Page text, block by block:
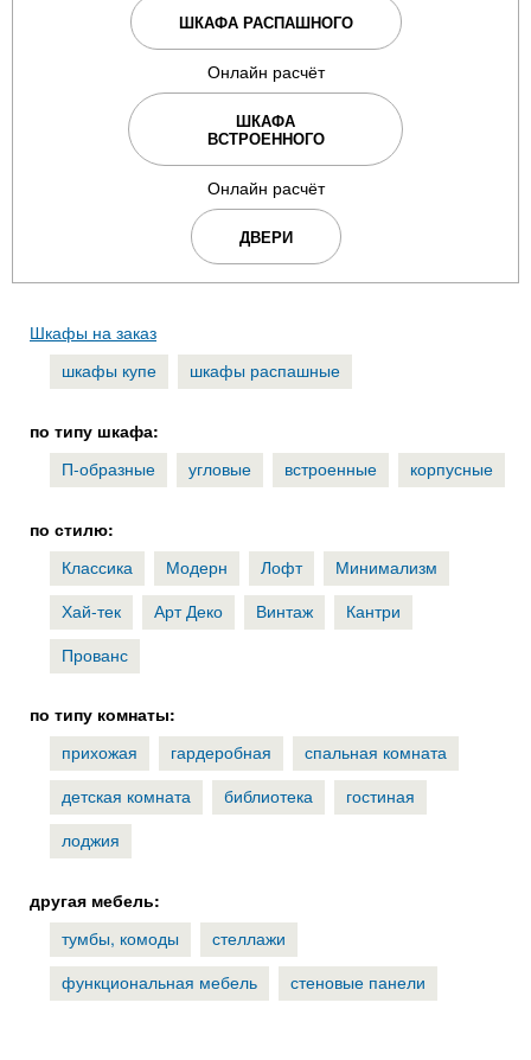
ШКАФА РАСПАШНОГО
Онлайн расчёт
ШКАФА
ВСТРОЕННОГО
Онлайн расчёт
ДВЕРИ
Шкафы на заказ
шкафы купе
шкафы распашные
по типу шкафа:
П-образные
угловые встроенные корпусные
по стилю:
Классика
Модерн Лофт
Минимализм
Хай-тек
Арт Деко Винтаж
Кантри
Прованс
по типу комнаты:
прихожая
гардеробная
спальная комната
детская комната
библиотека
гостиная
лоджия
другая мебель:
тумбы, комоды
стеллажи
функциональная мебель
стеновые панели